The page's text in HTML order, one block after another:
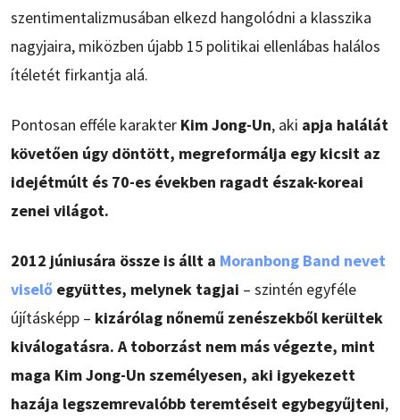
szentimentalizmusában elkezd hangolódni a klasszika
nagyjaira, miközben újabb 15 politikai ellenlábas halálos
ítéletét firkantja alá.
Pontosan efféle karakter Kim Jong-Un, aki apja halálát
követően úgy döntött, megreformálja egy kicsit az
idejétmúlt és 70-es években ragadt észak-koreai
zenei világot.
2012 júniusára össze is állt a Moranbong Band nevet
viselő együttes, melynek tagjai – szintén egyféle
újításképp – kizárólag nőnemű zenészekből kerültek
kiválogatásra. A toborzást nem más végezte, mint
maga Kim Jong-Un személyesen, aki igyekezett
hazája legszemrevalóbb teremtéseit egybegyűjteni,